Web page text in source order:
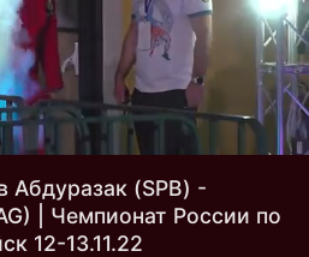
Абдуразак (SPB) -
| Чемпионат России по
12-13.11.22